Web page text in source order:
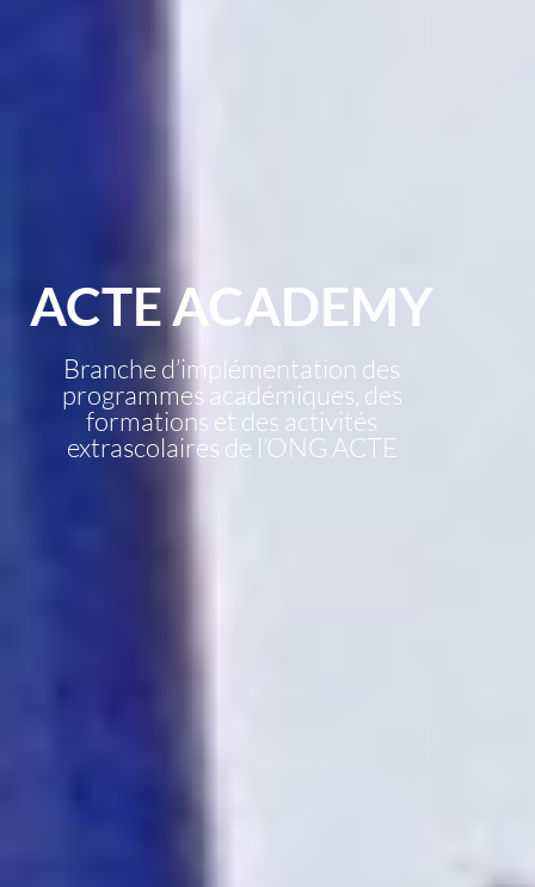
ACTE ACADEMY
Branche d’implémentation des
programmes académiques, des
formations et des activités
extrascolaires de l’ONG ACTE